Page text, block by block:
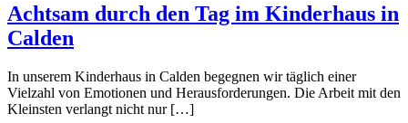
Achtsam durch den Tag im Kinderhaus in
Calden
In unserem Kinderhaus in Calden begegnen wir täglich einer
Vielzahl von Emotionen und Herausforderungen. Die Arbeit mit den
Kleinsten verlangt nicht nur […]